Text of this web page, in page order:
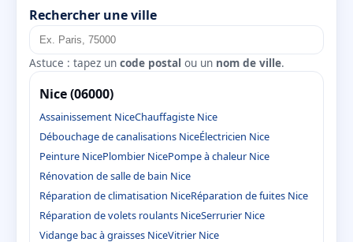
Rechercher une ville
Astuce : tapez un code postal ou un nom de ville.
Nice (06000)
Assainissement NiceChauffagiste Nice
Débouchage de canalisations NiceÉlectricien Nice
Peinture NicePlombier NicePompe à chaleur Nice
Rénovation de salle de bain Nice
Réparation de climatisation NiceRéparation de fuites Nice
Réparation de volets roulants NiceSerrurier Nice
Vidange bac à graisses NiceVitrier Nice